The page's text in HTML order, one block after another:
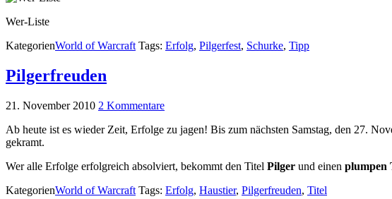
Wer-Liste
KategorienWorld of Warcraft Tags: Erfolg, Pilgerfest, Schurke, Tipp
Pilgerfreuden
21. November 2010 2 Kommentare
Ab heute ist es wieder Zeit, Erfolge zu jagen! Bis zum nächsten Samstag, den 27.
gekramt.
Wer alle Erfolge erfolgreich absolviert, bekommt den Titel Pilger und einen plumpen
KategorienWorld of Warcraft Tags: Erfolg, Haustier, Pilgerfreuden, Titel